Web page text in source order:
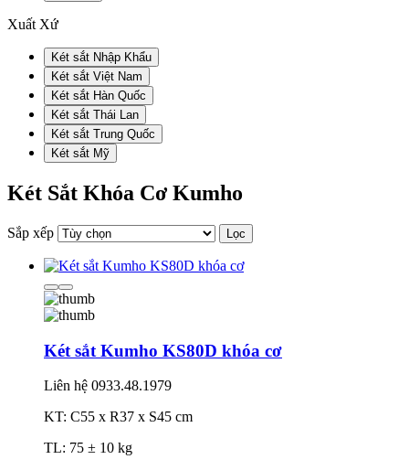
Xuất Xứ
Két sắt Nhập Khẩu
Két sắt Việt Nam
Két sắt Hàn Quốc
Két sắt Thái Lan
Két sắt Trung Quốc
Két sắt Mỹ
Két Sắt Khóa Cơ Kumho
Sắp xếp Lọc
Két sắt Kumho KS80D khóa cơ
Liên hệ 0933.48.1979
KT: C55 x R37 x S45 cm
TL: 75 ± 10 kg